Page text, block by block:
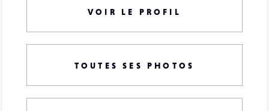
VOIR LE PROFIL
TOUTES SES PHOTOS